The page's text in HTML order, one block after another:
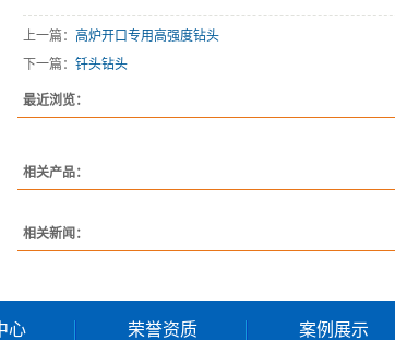
上一篇： 高炉开口专用高强度钻头
下一篇： 钎头钻头
最近浏览：
相关产品：
相关新闻：
心 荣誉资质 案例展示